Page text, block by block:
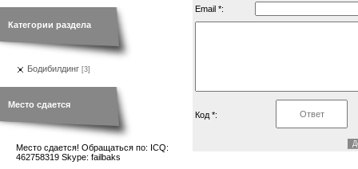
Категории раздела
Бодибилдинг [3]
Место сдается
Место сдается! Обращаться по: ICQ:
462758319 Skype: failbaks
Email *:
Код *: